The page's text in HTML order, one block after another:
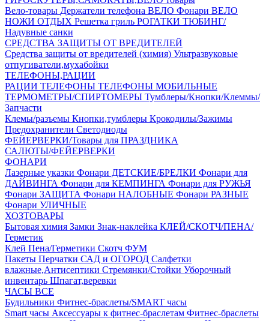
Вело-товары Держатели телефона ВЕЛО Фонари ВЕЛО
НОЖИ ОТДЫХ Решетка гриль РОГАТКИ ТЮБИНГ/
Надувные санки
СРЕДСТВА ЗАЩИТЫ ОТ ВРЕДИТЕЛЕЙ
Средства защиты от вредителей (химия) Ультразвуковые
отпугиватели,мухабойки
ТЕЛЕФОНЫ,РАЦИИ
РАЦИИ ТЕЛЕФОНЫ ТЕЛЕФОНЫ МОБИЛЬНЫЕ
ТЕРМОМЕТРЫ/СПИРТОМЕРЫ Тумблеры/Кнопки/Клеммы/
Запчасти
Клемы/разъемы Кнопки,тумблеры Крокодилы/Зажимы
Предохранители Светодиоды
ФЕЙЕРВЕРКИ/Товары для ПРАЗДНИКА
САЛЮТЫ/ФЕЙЕРВЕРКИ
ФОНАРИ
Лазерные указки Фонари ДЕТСКИЕ/БРЕЛКИ Фонари для
ДАЙВИНГА Фонари для КЕМПИНГА Фонари для РУЖЬЯ
Фонари ЗАЩИТА Фонари НАЛОБНЫЕ Фонари РАЗНЫЕ
Фонари УЛИЧНЫЕ
ХОЗТОВАРЫ
Бытовая химия Замки Знак-наклейка КЛЕЙ/СКОТЧ/ПЕНА/
Герметик
Клей Пена/Герметики Скотч ФУМ
Пакеты Перчатки САД и ОГОРОД Салфетки
влажные,Антисептики Стремянки/Стойки Уборочный
инвентарь Шпагат,веревки
ЧАСЫ ВСЕ
Будильники Фитнес-браслеты/SMART часы
Smart часы Аксессуары к фитнес-браслетам Фитнес-браслеты